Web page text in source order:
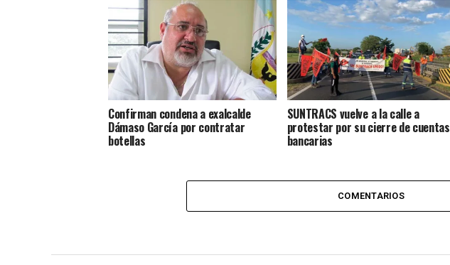
Confirman condena a exalcalde
Dámaso García por contratar
botellas
SUNTRACS vuelve a la calle a
protestar por su cierre de cuentas
bancarias
COMENTARIOS